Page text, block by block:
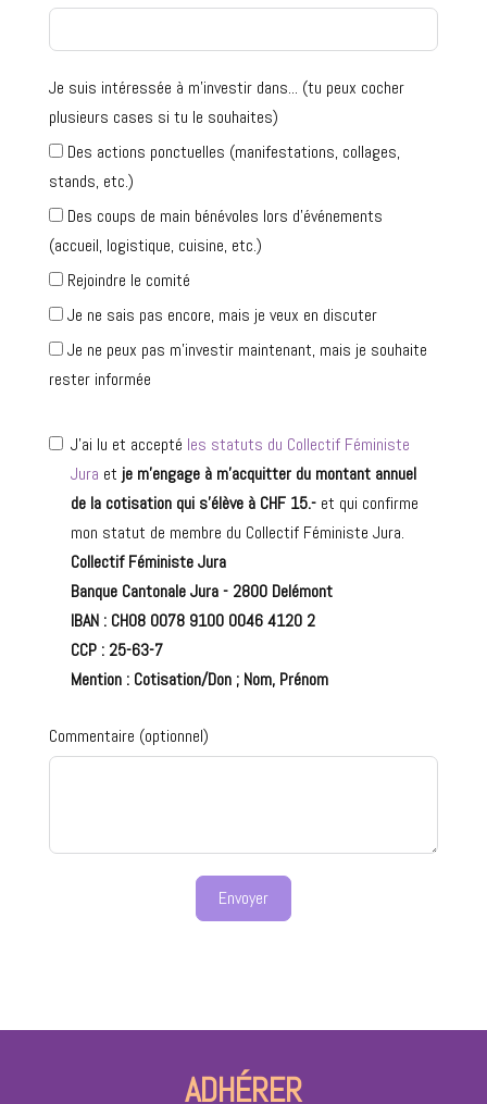
Je suis intéressée à m'investir dans... (tu peux cocher
plusieurs cases si tu le souhaites)
Des actions ponctuelles (manifestations, collages,
stands, etc.)
Des coups de main bénévoles lors d'événements
(accueil, logistique, cuisine, etc.)
Rejoindre le comité
Je ne sais pas encore, mais je veux en discuter
Je ne peux pas m’investir maintenant, mais je souhaite
rester informée
J’ai lu et accepté les statuts du Collectif Féministe
Jura et je m’engage à m’acquitter du montant annuel
de la cotisation qui s’élève à CHF 15.-et qui confirme
mon statut de membre du Collectif Féministe Jura.
Collectif Féministe Jura
Banque Cantonale Jura - 2800 Delémont
IBAN : CH08 0078 9100 0046 4120 2
CCP : 25-63-7
Mention : Cotisation/Don ; Nom, Prénom
Commentaire (optionnel)
Envoyer
ADHÉRER